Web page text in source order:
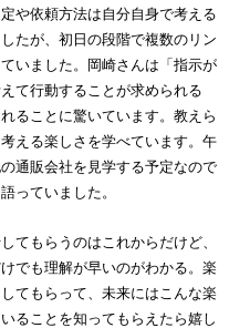
や依頼方法は自分自身で考える
たが、初日の段階で複数のリン
いました。岡崎さんは「指示が
て行動することが求められる
ることに驚いています。教えら
える楽しさを学べています。午
通販会社を見学する予定なので
っていました。
てもらうのはこれからだけど、
でも理解が早いのがわかる。楽
てもらって、未来にはこんな楽
ることを知ってもらえたら嬉し